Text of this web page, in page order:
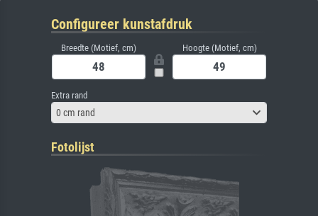
Configureer kunstafdruk
Breedte (Motief, cm) Hoogte (Motief, cm)
Extra rand
0 cm rand
Fotolijst